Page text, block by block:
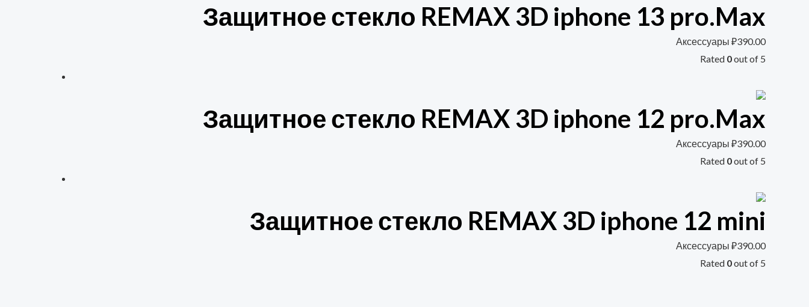
Защитное стекло REMAX 3D iphone 13 pro.Max
Аксессуары ₽390.00
Rated 0out of 5
Защитное стекло REMAX 3D iphone 12 pro.Max
Аксессуары ₽390.00
Rated 0out of 5
Защитное стекло REMAX 3D iphone 12 mini
Аксессуары ₽390.00
Rated 0out of 5